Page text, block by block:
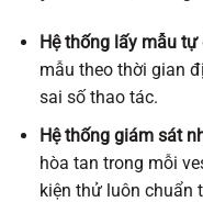
Hệ thống lấy mẫu tự
mẫu theo thời gian
sai số thao tác.
Hệ thống giám sát
hòa tan trong mỗi
kiện thử luôn chuẩn